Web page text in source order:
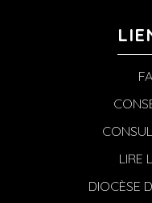
LIRE
DIOCÈSE